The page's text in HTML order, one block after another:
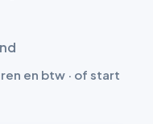
en btw · of start